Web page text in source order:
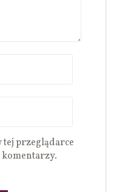
tej przeglądarce
komentarzy.